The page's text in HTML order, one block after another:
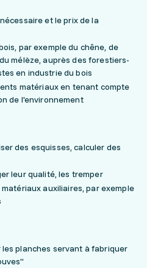
et le prix de la
par exemple du chêne, de
mélèze, auprès des forestiers-
en industrie du bois
matériaux en tenant compte
de l'environnement
des esquisses, calculer des
leur qualité, les tremper
auxiliaires, par exemple
planches servant à fabriquer